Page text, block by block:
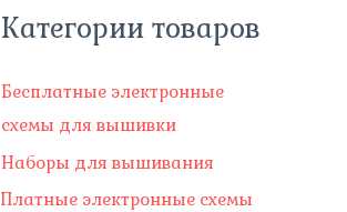
т
ь
Категории товаров
Бесплатные электронные
схемы для вышивки
Наборы для вышивания
Платные электронные схемы